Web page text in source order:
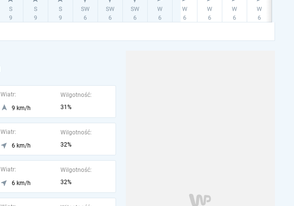
Wiatr:
9 km/h
Wilgotność:
31%
Wiatr:
6 km/h
Wilgotność:
32%
Wiatr:
6 km/h
Wilgotność:
32%